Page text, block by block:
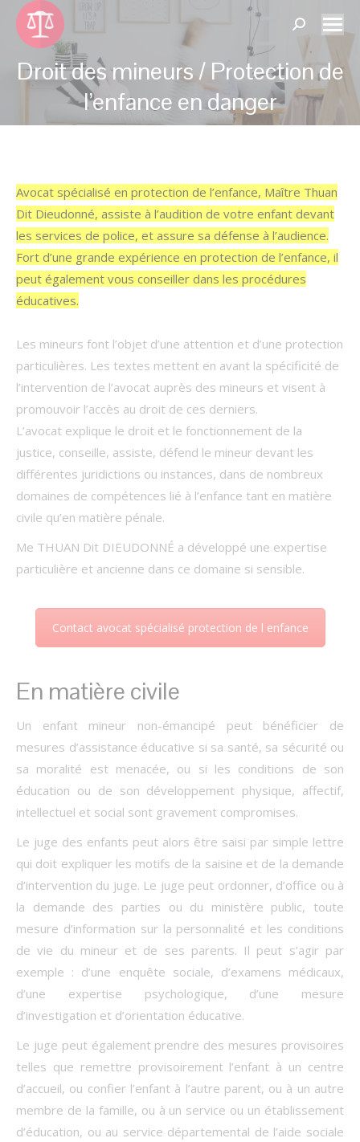
Search:
Droit des mineurs / Protection de
l’enfance en danger
Vous êtes ici :
Avocat spécialisé en protection de l’enfance, Maître Thuan
Dit Dieudonné, assiste à l’audition de votre enfant devant
les services de police, et assure sa défense à l’audience.
Fort d’une grande expérience en protection de l’enfance, il
peut également vous conseiller dans les procédures
éducatives.
Les mineurs font l’objet d’une attention et d’une protection
particulières. Les textes mettent en avant la spécificité de
l’intervention de l’avocat auprès des mineurs et visent à
promouvoir l’accès au droit de ces derniers.
L’avocat explique le droit et le fonctionnement de la
justice, conseille, assiste, défend le mineur devant les
différentes juridictions ou instances, dans de nombreux
domaines de compétences lié à l’enfance tant en matière
civile qu’en matière pénale.
Me THUAN Dit DIEUDONNÉ a développé une expertise
particulière et ancienne dans ce domaine si sensible.
Contact avocat spécialisé protection de l enfance
En matière civile
Un enfant mineur non-émancipé peut bénéficier de
mesures d’assistance éducative si sa santé, sa sécurité ou
sa moralité est menacée, ou si les conditions de son
éducation ou de son développement physique, affectif,
intellectuel et social sont gravement compromises.
Le juge des enfants peut alors être saisi par simple lettre
qui doit expliquer les motifs de la saisine et de la demande
d’intervention du juge. Le juge peut ordonner, d’office ou à
la demande des parties ou du ministère public, toute
mesure d’information sur la personnalité et les conditions
de vie du mineur et de ses parents. Il peut s’agir par
exemple : d’une enquête sociale, d’examens médicaux,
d’une expertise psychologique, d’une mesure
d’investigation et d’orientation éducative.
Le juge peut également prendre des mesures provisoires
telles que remettre provisoirement l’enfant à un centre
d’accueil, ou confier l’enfant à l’autre parent, ou à un autre
membre de la famille, ou à un service ou un établissement
d’éducation, ou au service départemental de l’aide sociale
Panneau de gestion des cookies